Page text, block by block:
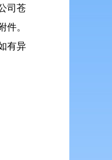
司苍
件。
有异